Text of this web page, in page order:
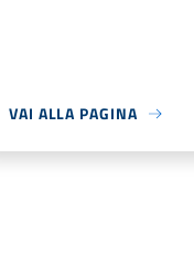
VAI ALLA PAGINA